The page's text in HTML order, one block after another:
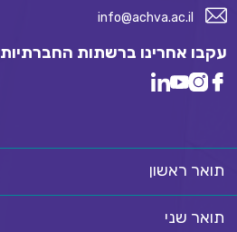
info@achva.ac.il
עקבו אחרינו ברשתות החברתיות
תואר ראשון
תואר שני